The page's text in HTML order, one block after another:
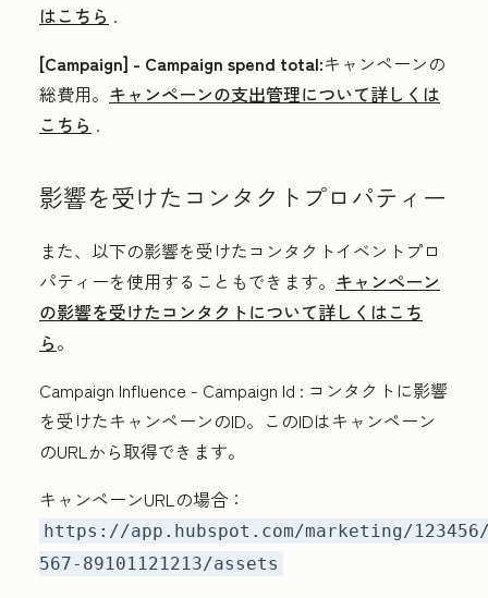
はこちら .
[Campaign] - Campaign spend total:キャンペーンの
総費用。 キャンペーンの支出管理について詳しくは
こちら .
影響を受けたコンタクトプロパティー
また、以下の影響を受けたコンタクトイベントプロ
パティーを使用することもできます。 キャンペーン
の影響を受けたコンタクトについて詳しくはこち
ら。
Campaign Influence - Campaign Id : コンタクトに影響
を受けたキャンペーンのID。このIDはキャンペーン
のURLから取得できます。
キャンペーンURLの場合：
https://app.hubspot.com/marketing/123456/
567-89101121213/assets